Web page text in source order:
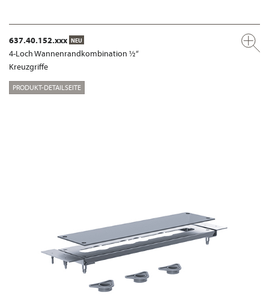
637.40.152.xxx NEU
4-Loch Wannenrandkombination ½“
Kreuzgriffe
PRODUKT-DETAILSEITE